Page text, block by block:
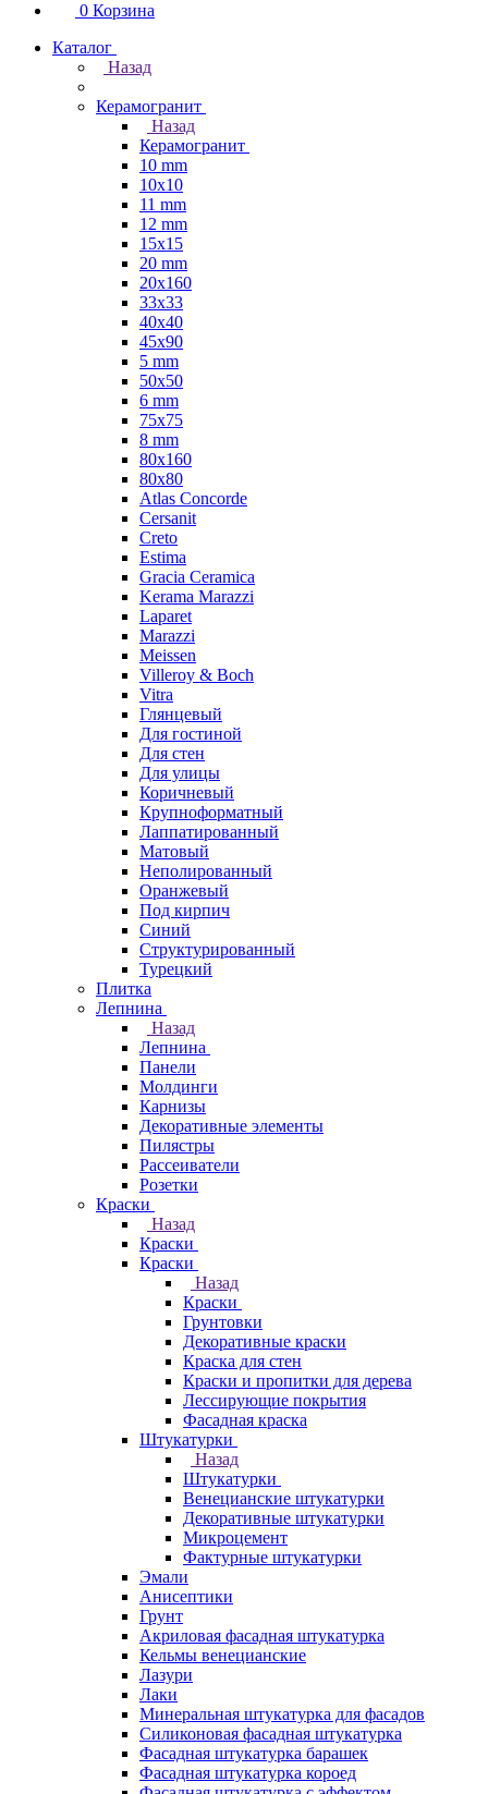
0 Корзина
Каталог
Назад
Керамогранит
Назад
Керамогранит
10 mm
10x10
11 mm
12 mm
15x15
20 mm
20х160
33x33
40х40
45x90
5 mm
50x50
6 mm
75х75
8 mm
80x160
80x80
Atlas Concorde
Cersanit
Creto
Estima
Gracia Ceramica
Kerama Marazzi
Laparet
Marazzi
Meissen
Villeroy & Boch
Vitra
Глянцевый
Для гостиной
Для стен
Для улицы
Коричневый
Крупноформатный
Лаппатированный
Матовый
Неполированный
Оранжевый
Под кирпич
Синий
Структурированный
Турецкий
Плитка
Лепнина
Назад
Лепнина
Панели
Молдинги
Карнизы
Декоративные элементы
Пилястры
Рассеиватели
Розетки
Краски
Назад
Краски
Краски
Назад
Краски
Грунтовки
Декоративные краски
Краска для стен
Краски и пропитки для дерева
Лессирующие покрытия
Фасадная краска
Штукатурки
Назад
Штукатурки
Венецианские штукатурки
Декоративные штукатурки
Микроцемент
Фактурные штукатурки
Эмали
Анисептики
Грунт
Акриловая фасадная штукатурка
Кельмы венецианские
Лазури
Лаки
Минеральная штукатурка для фасадов
Силиконовая фасадная штукатурка
Фасадная штукатурка барашек
Фасадная штукатурка короед